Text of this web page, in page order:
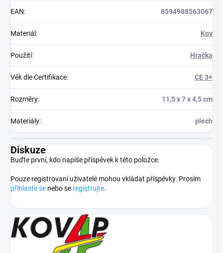
EAN: 8594988563067
Materiál : Kov
Použití: Hračka
Věk dle Certifikace: CE 3+
Rozměry: 11,5 x 7 x 4,5 cm
Materiály: plech
Diskuze
Buďte první, kdo napíše příspěvek k této položce.
Pouze registrovaní uživatelé mohou vkládat příspěvky. Prosím
přihlaste se nebo se registrujte.